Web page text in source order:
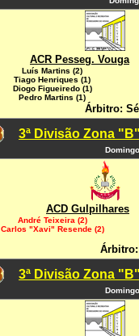
ACR Pesseg. Vouga
Luís Martins (2)
Tiago Henriques (1)
Diogo Figueiredo (1)
Pedro Martins (1)
Árbitro:
3ª Divisão Zona
ACD Gulpilhares
André Teixeira (2)
Carlos "Xavi" Resende (2)
3ª Divisão Zona